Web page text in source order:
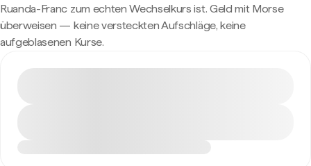
Ruanda-Franc zum echten Wechselkurs ist. Geld mit Morse
überweisen — keine versteckten Aufschläge, keine
aufgeblasenen Kurse.